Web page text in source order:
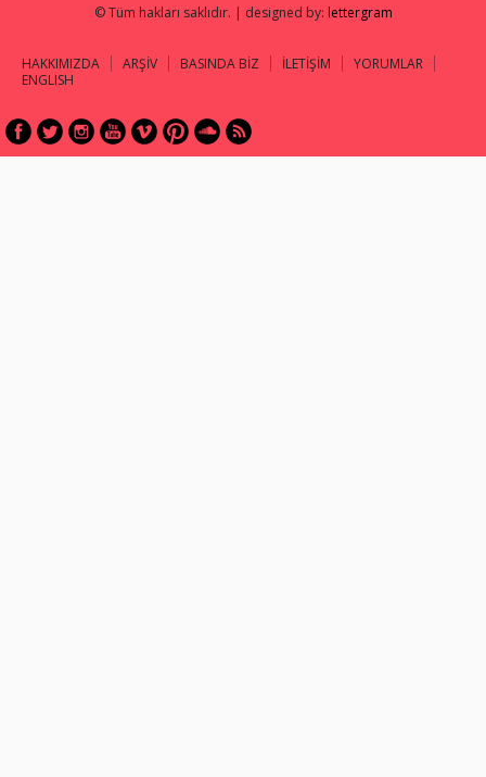
© Tüm hakları saklıdır. | designed by: lettergram
HAKKIMIZDA ARŞİV BASINDA BİZ İLETİŞİM
YORUMLAR
ENGLISH